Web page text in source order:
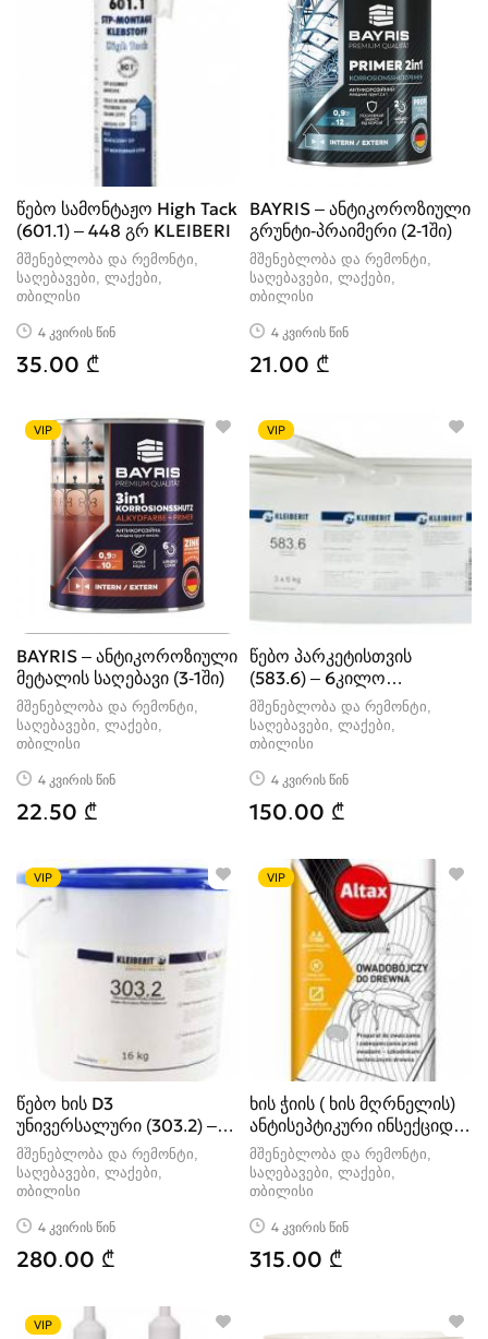
წებო სამონტაჟო High Tack
(601.1) – 448 გრ KLEIBERI
მშენებლობა და რემონტი,
საღებავები, ლაქები
თბილისი
4 კვირის წინ
35.00 ₾
BAYRIS – ანტიკოროზიული
გრუნტი-პრაიმერი (2-1ში)
მშენებლობა და რემონტი,
საღებავები, ლაქები
თბილისი
4 კვირის წინ
21.00 ₾
VIP
BAYRIS – ანტიკოროზიული
მეტალის საღებავი (3-1ში)
მშენებლობა და რემონტი,
საღებავები, ლაქები
თბილისი
4 კვირის წინ
22.50 ₾
VIP
წებო პარკეტისთვის
(583.6) – 6კილო
KLEIBERIT
მშენებლობა და რემონტი,
საღებავები, ლაქები
თბილისი
4 კვირის წინ
150.00 ₾
VIP
წებო ხის D3
უნივერსალური (303.2) –
16კგ KLEIBERIT
მშენებლობა და რემონტი,
საღებავები, ლაქები
თბილისი
4 კვირის წინ
280.00 ₾
VIP
ხის ჭიის ( ხის მღრნელის)
ანტისეპტიკური ინსექციდი
–
მშენებლობა და რემონტი,
საღებავები, ლაქები
თბილისი
4 კვირის წინ
315.00 ₾
VIP